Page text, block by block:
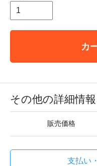
カ
その他の詳細情報
販売価格
支払い